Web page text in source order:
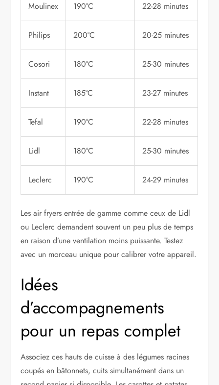
Moulinex 190°C 22-28 minutes
Philips 200°C 20-25 minutes
Cosori 180°C 25-30 minutes
Instant 185°C 23-27 minutes
Tefal 190°C 22-28 minutes
Lidl 180°C 25-30 minutes
Leclerc 190°C 24-29 minutes
Les air fryers entrée de gamme comme ceux de Lidl
ou Leclerc demandent souvent un peu plus de temps
en raison d’une ventilation moins puissante. Testez
avec un morceau unique pour calibrer votre appareil.
Idées
d’accompagnements
pour un repas complet
Associez ces hauts de cuisse à des légumes racines
coupés en bâtonnets, cuits simultanément dans un